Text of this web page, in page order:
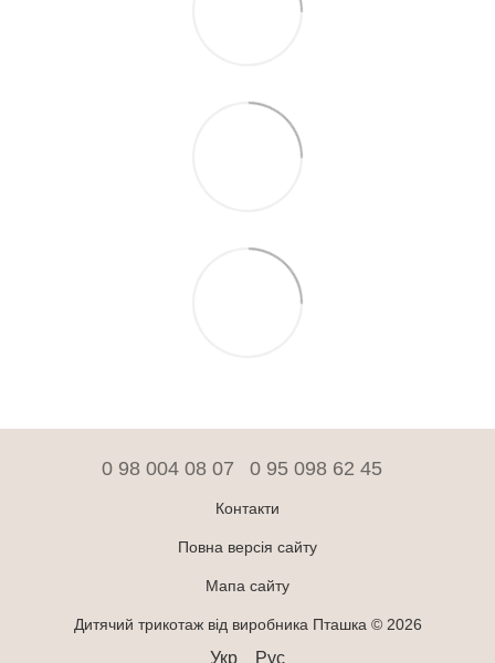
0 98 004 08 07 0 95 098 62 45
Контакти
Повна версія сайту
Мапа сайту
Дитячий трикотаж від виробника Пташка © 2026
Укр Рус